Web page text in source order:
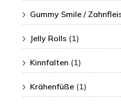
Gummy Smile /
Jelly Rolls (1)
Kinnfalten (1)
Krähenfüße (1)